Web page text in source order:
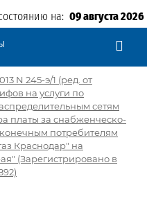
на: 09 августа 2026
N 245-э/1 (ред. от
на услуги по
сетям
платы за снабженческо-
потребителям
Краснодар" на
(Зарегистрировано в